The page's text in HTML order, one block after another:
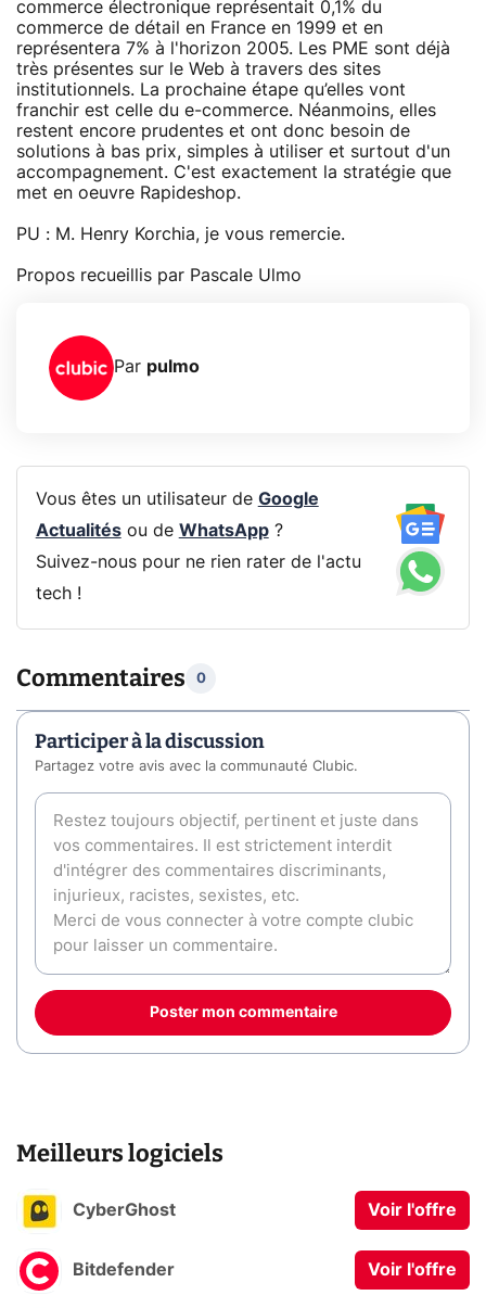
commerce électronique représentait 0,1% du
commerce de détail en France en 1999 et en
représentera 7% à l'horizon 2005. Les PME sont déjà
très présentes sur le Web à travers des sites
institutionnels. La prochaine étape qu’elles vont
franchir est celle du e-commerce. Néanmoins, elles
restent encore prudentes et ont donc besoin de
solutions à bas prix, simples à utiliser et surtout d'un
accompagnement. C'est exactement la stratégie que
met en oeuvre Rapideshop.
PU : M. Henry Korchia, je vous remercie.
Propos recueillis par Pascale Ulmo
Par pulmo
Vous êtes un utilisateur de Google
Actualitésou de WhatsApp?
Suivez-nous pour ne rien rater de l'actu
tech !
Commentaires 0
Participer à la discussion
Partagez votre avis avec la communauté Clubic.
Poster mon commentaire
Meilleurs logiciels
CyberGhost Voir l'offre
Bitdefender Voir l'offre